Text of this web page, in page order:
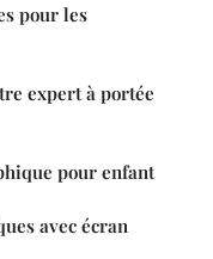
pour les
expert à portée
pour enfant
avec écran